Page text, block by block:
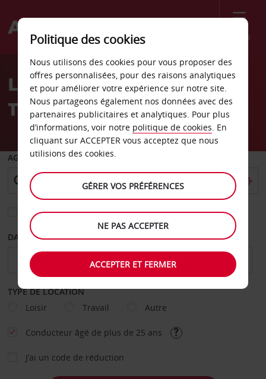
Menu
Welcome
AvisLocation de voiture
Tacoma
AGENCE DE DÉPART
Sélectionnez une autre agence de retour
DATE DE DÉPART DATE DE RETOUR
TYPE DE LOCATION
Loisir
Travail Autre
Conducteur âgé de plus de 25 ans
J’ai un code de réduction
Politique des cookies
Nous utilisons des cookies pour vous proposer des
offres personnalisées, pour des raisons analytiques
et pour améliorer votre expérience sur notre site.
Nous partageons également nos données avec des
partenaires publicitaires et analytiques. Pour plus
d’informations, voir notre politique de cookies. En
cliquant sur ACCEPTER vous acceptez que nous
utilisions des cookies.
GÉRER VOS PRÉFÉRENCES
NE PAS ACCEPTER
ACCEPTER ET FERMER